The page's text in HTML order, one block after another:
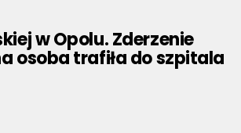
w Opolu. Zderzenie
osoba trafiła do szpitala